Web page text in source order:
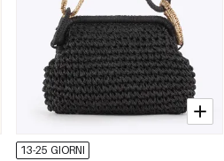
13-25 GIORNI